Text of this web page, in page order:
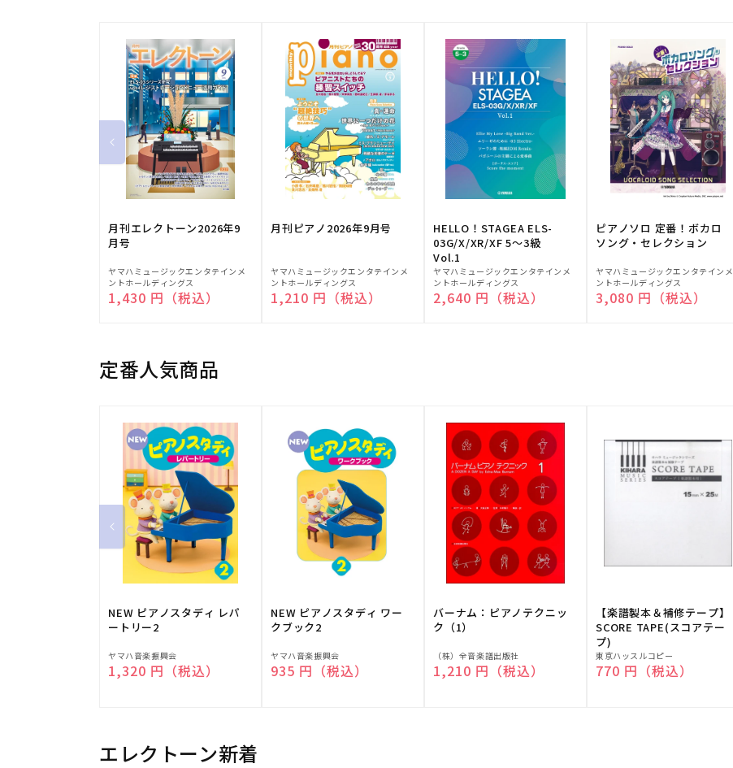
月刊エレクトーン2026年9
月号
販
売
元:
ヤマハミュージックエンタテインメ
ントホールディングス
通常価格
1,430 円（税込）
月刊ピアノ2026年9月号
販
売
元:
ヤマハミュージックエンタテインメ
ントホールディングス
通常価格
1,210 円（税込）
HELLO！STAGEA ELS-
03G/X/XR/XF 5～3級
Vol.1
販
売
元:
ヤマハミュージックエンタテインメ
ントホールディングス
通常価格
2,640 円（税込）
ピアノソロ 定番！ボカロ
ソング・セレクション
販
売
元:
ヤマハミュージックエンタテインメ
ントホールディングス
通常価格
3,080 円（税込）
定番人気商品
NEW ピアノスタディ レパ
ートリー2
販
売
ヤマハ音楽振興会
通常価格
1,320 円（税込）
NEW ピアノスタディ ワー
クブック2
販
売
ヤマハ音楽振興会
通常価格
935 円（税込）
バーナム：ピアノテクニッ
ク（1）
販
売
（株）全音楽譜出版社
通常価格
1,210 円（税込）
【楽譜製本＆補修テープ】
SCORE TAPE(スコアテー
プ)
販
売
東京ハッスルコピー
通常価格
770 円（税込）
エレクトーン新着